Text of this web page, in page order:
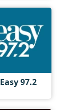
Easy 97.2